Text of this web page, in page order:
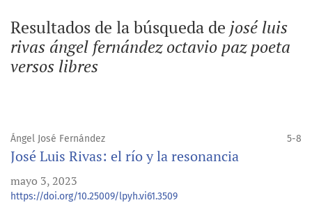
Resultados de la búsqueda de josé luis
rivas ángel fernández octavio paz poeta
versos libres
Ángel José Fernández 5-8
José Luis Rivas: el río y la resonancia
mayo 3, 2023
https://doi.org/10.25009/lpyh.vi61.3509